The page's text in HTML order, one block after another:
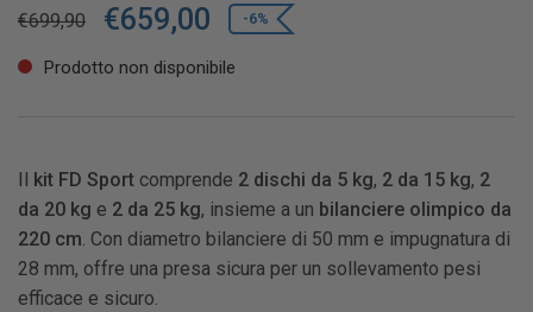
€699,90 €659,00 -6%
Prodotto non disponibile
kit FD Sport comprende 2 dischi da 5 kg, 2 da 15 kg, 2
da 20 kg e 2 da 25 kg, insieme a un bilanciere olimpico da
220 cm. Con diametro bilanciere di 50 mm e impugnatura di
28 mm, offre una presa sicura per un sollevamento pesi
efficace e sicuro.